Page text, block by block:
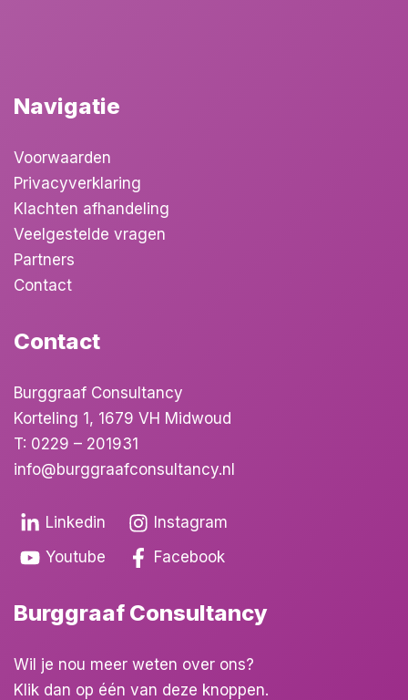
Navigatie
Voorwaarden
Privacyverklaring
Klachten afhandeling
Veelgestelde vragen
Partners
Contact
Contact
Burggraaf Consultancy
Korteling 1, 1679 VH Midwoud
T: 0229 – 201931
info@burggraafconsultancy.nl
Linkedin
Instagram
Youtube
Facebook
Burggraaf Consultancy
Wil je nou meer weten over ons?
Klik dan op één van deze knoppen.